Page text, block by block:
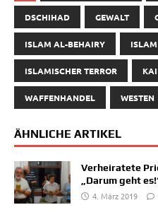
DSCHIHAD GEWALT
ISLAM AL-BEHAIRY
ISLAMISCHER TERROR
WAFFENHANDEL WESTEN
ÄHNLICHE ARTIKEL
Verheiratete
„Darum geht
4. März 2019